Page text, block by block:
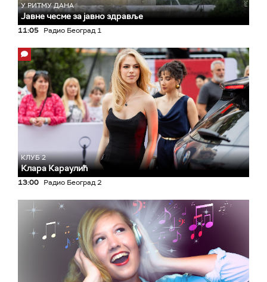
У РИТМУ ДАНА
Јавне чесме за јавно здравље
11:05 Радио Београд 1
КЛУБ 2
Клара Караулић
13:00 Радио Београд 2